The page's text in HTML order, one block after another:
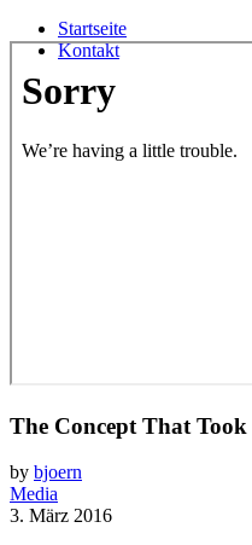
Startseite
Kontakt
The Concept That
by bjoern
Media
3. März 2016